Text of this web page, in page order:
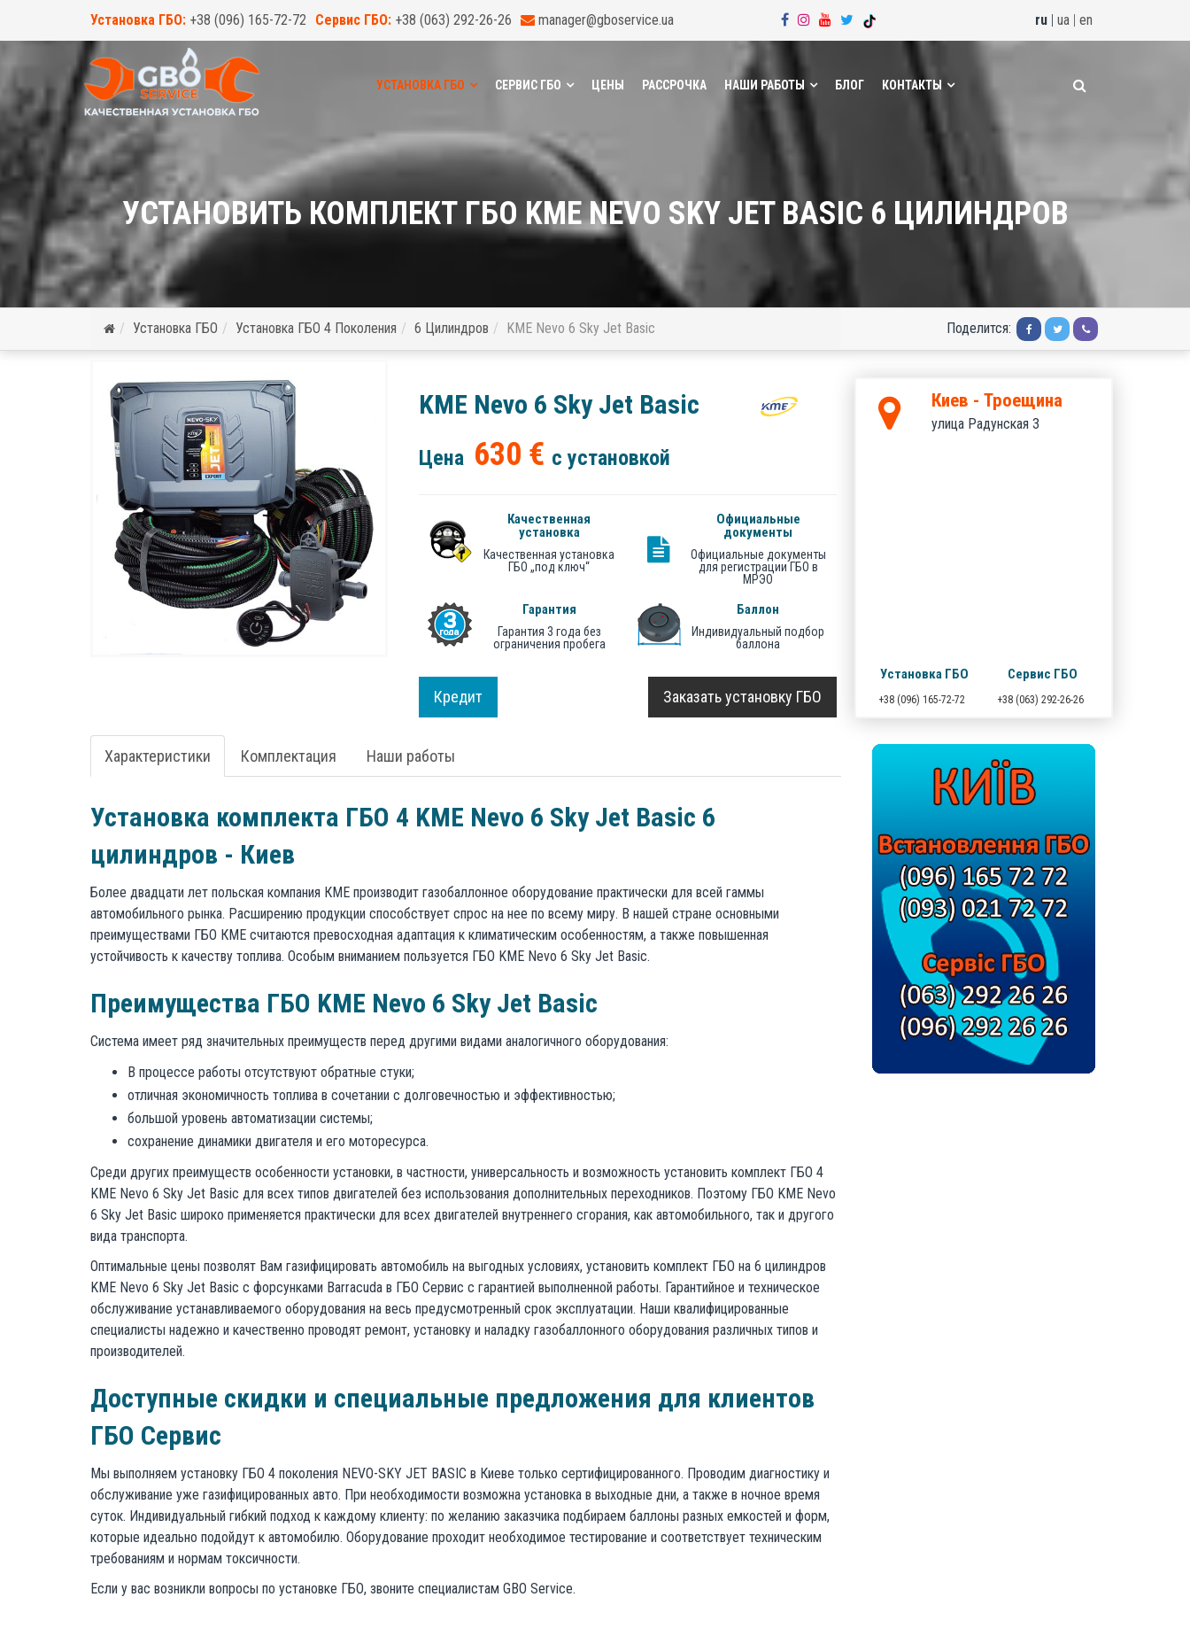
Установка ГБО: +38 (096) 165-72-72 Сервис ГБО: +38 (063) 292-26-26 manager@gboservice.ua ru | ua | en
УСТАНОВКА ГБО СЕРВИС ГБО ЦЕНЫ РАССРОЧКА НАШИ РАБОТЫ БЛОГ КОНТАКТЫ
УСТАНОВИТЬ КОМПЛЕКТ ГБО KME NEVO SKY JET BASIC 6 ЦИЛИНДРОВ
Установка ГБО Установка ГБО 4 Поколения 6 Цилиндров KME Nevo 6 Sky Jet Basic Поделится:
KME Nevo 6 Sky Jet Basic
Цена 630 € с установкой
Качественная
установка
Качественная установка
ГБО „под ключ“
Официальные
документы
Официальные документы
для регистрации ГБО в
МРЭО
Гарантия
Гарантия 3 года без
ограничения пробега
Баллон
Индивидуальный подбор
баллона
Кредит Заказать установку ГБО
Характеристики Комплектация Наши работы
Установка комплекта ГБО 4 KME Nevo 6 Sky Jet Basic 6
цилиндров - Киев
Более двадцати лет польская компания КМЕ производит газобаллонное оборудование практически для всей гаммы
автомобильного рынка. Расширению продукции способствует спрос на нее по всему миру. В нашей стране основными
преимуществами ГБО КМЕ считаются превосходная адаптация к климатическим особенностям, а также повышенная
устойчивость к качеству топлива. Особым вниманием пользуется ГБО KME Nevo 6 Sky Jet Basic.
Преимущества ГБО KME Nevo 6 Sky Jet Basic
Система имеет ряд значительных преимуществ перед другими видами аналогичного оборудования:
В процессе работы отсутствуют обратные стуки;
отличная экономичность топлива в сочетании с долговечностью и эффективностью;
большой уровень автоматизации системы;
сохранение динамики двигателя и его моторесурса.
Среди других преимуществ особенности установки, в частности, универсальность и возможность установить комплект ГБО 4
KME Nevo 6 Sky Jet Basic для всех типов двигателей без использования дополнительных переходников. Поэтому ГБО KME Nevo
6 Sky Jet Basic широко применяется практически для всех двигателей внутреннего сгорания, как автомобильного, так и другого
вида транспорта.
Оптимальные цены позволят Вам газифицировать автомобиль на выгодных условиях, установить комплект ГБО на 6 цилиндров
KME Nevo 6 Sky Jet Basic с форсунками Barracuda в ГБО Сервис с гарантией выполненной работы. Гарантийное и техническое
обслуживание устанавливаемого оборудования на весь предусмотренный срок эксплуатации. Наши квалифицированные
специалисты надежно и качественно проводят ремонт, установку и наладку газобаллонного оборудования различных типов и
производителей.
Доступные скидки и специальные предложения для клиентов
ГБО Сервис
Мы выполняем установку ГБО 4 поколения NEVO-SKY JET BASIC в Киеве только сертифицированного. Проводим диагностику и
обслуживание уже газифицированных авто. При необходимости возможна установка в выходные дни, а также в ночное время
суток. Индивидуальный гибкий подход к каждому клиенту: по желанию заказчика подбираем баллоны разных емкостей и форм,
которые идеально подойдут к автомобилю. Оборудование проходит необходимое тестирование и соответствует техническим
требованиям и нормам токсичности.
Если у вас возникли вопросы по установке ГБО, звоните специалистам GBO Service.
Киев - Троещина
улица Радунская 3
Установка ГБО
+38 (096) 165-72-72
Сервис ГБО
+38 (063) 292-26-26